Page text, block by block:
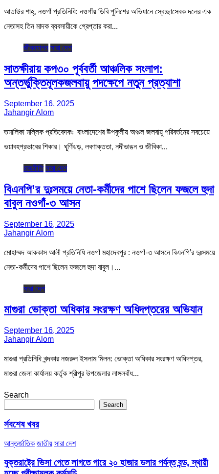
আতাউর শাহ্, নওগাঁ প্রতিনিধি: নওগাঁয় ডিবি পুলিশের অভিযানে স্বেচ্ছাসেবক দলের এক
নেতাসহ তিন মাদক ব্যবসায়ীকে গ্রেপ্তার করা…
জীবনযাপন সারা দেশ
সাতক্ষীরায় কপ৩০ পূর্ববর্তী আঞ্চলিক সংলাপ:
অন্তর্ভুক্তিমূলকজলবায়ু পদক্ষেপে নতুন প্রত্যাশা
September 16, 2025
Jahangir Alom
তমালিকা মল্লিক প্রতিবেদকঃ বাংলাদেশের উপকূলীয় অঞ্চল জলবায়ু পরিবর্তনের সবচেয়ে
ভয়াবহপ্রভাবের শিকার। ঘূর্ণিঝড়, লবণাক্ততা, নদীভাঙন ও জীবিকা…
রাজনীতি সারা দেশ
বিএনপি’র দুঃসময়ে নেতা-কর্মীদের পাশে ছিলেন ফজলে হুদা
বাবুল নওগাঁ-৩ আসন
September 16, 2025
Jahangir Alom
মোহাম্মদ আককাস আলী প্রতিনিধি নওগাঁ মহাদেবপুর : নওগাঁ-৩ আসনে বিএনপি’র দুঃসময়ে
নেতা-কর্মীদের পাশে ছিলেন ফজলে হুদা বাবুল।…
সারা দেশ
মাগুরা ভোক্তা অধিকার সংরক্ষণ অধিদপ্তরের অভিযান
September 16, 2025
Jahangir Alom
মাগুরা প্রতিনিধি খন্দকার নজরুল ইসলাম মিলন: ভোক্তা অধিকার সংরক্ষণ অধিদপ্তর,
মাগুরা জেলা কার্যালয় কর্তৃক শ্রীপুর উপজেলার লাঙ্গলবাঁধ…
Search
Search
র্সবশেষ খবর
আন্তর্জাতিক জাতীয় সারা দেশ
যুক্তরাষ্ট্রে ভিসা পেতে লাগতে পারে ২০ হাজার ডলার পর্যন্ত বন্ড, স্থায়ী